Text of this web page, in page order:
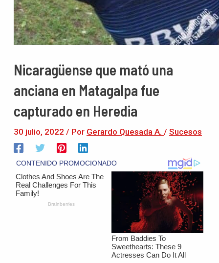
Nicaragüense que mató una
anciana en Matagalpa fue
capturado en Heredia
30 julio, 2022 / Por Gerardo Quesada A. / Sucesos